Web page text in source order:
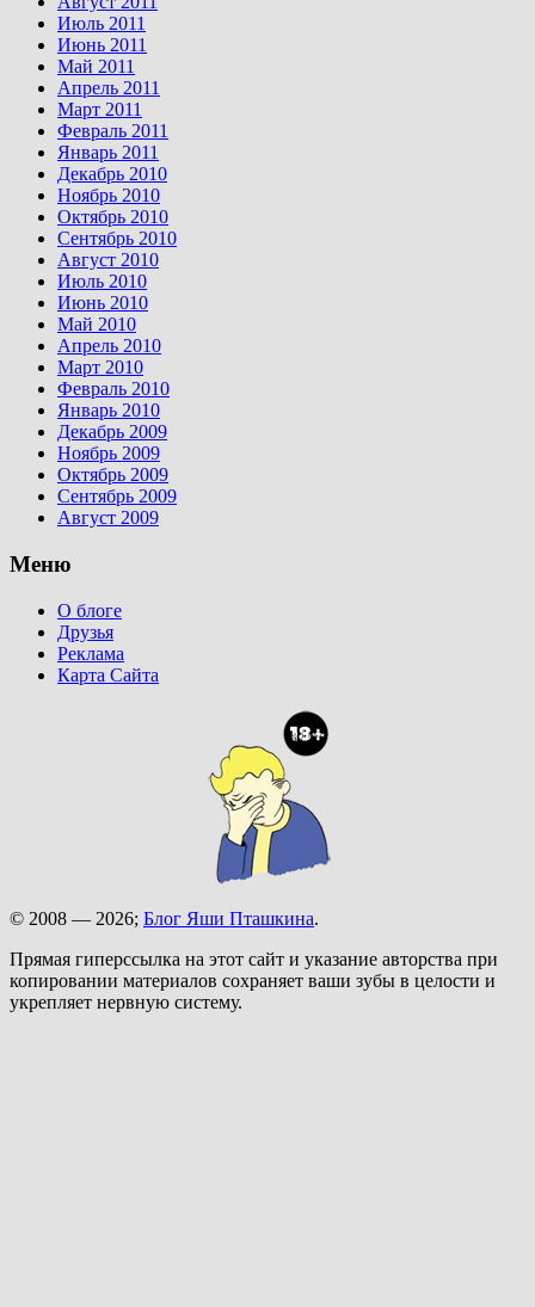
Июль 2011
Июнь 2011
Май 2011
Апрель 2011
Март 2011
Февраль 2011
Январь 2011
Декабрь 2010
Ноябрь 2010
Октябрь 2010
Сентябрь 2010
Август 2010
Июль 2010
Июнь 2010
Май 2010
Апрель 2010
Март 2010
Февраль 2010
Январь 2010
Декабрь 2009
Ноябрь 2009
Октябрь 2009
Сентябрь 2009
Август 2009
Меню
О блоге
Друзья
Реклама
Карта Сайта
© 2008 — 2026; Блог Яши Пташкина.
Прямая гиперссылка на этот сайт и указание авторства при
копировании материалов сохраняет ваши зубы в целости и
укрепляет нервную систему.